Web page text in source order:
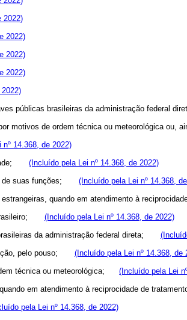
2022)
2022)
2022)
2022)
públicas brasileiras da administração federal
motivos de ordem técnica ou meteorológica
14.368, de 2022)
idade; (Incluído pela Lei nº 14.368, de 2022)
de suas funções; (Incluído pela Lei nº 14.368,
quando em atendimento à
brasileiro; (Incluído pela Lei nº 14.368, de 2022)
da administração federal direta;
pelo pouso; (Incluído pela Lei nº 14.368, de
técnica ou meteorológica; (Incluído pela Lei
em atendimento à reciprocidade de
pela Lei nº 14.368, de 2022)